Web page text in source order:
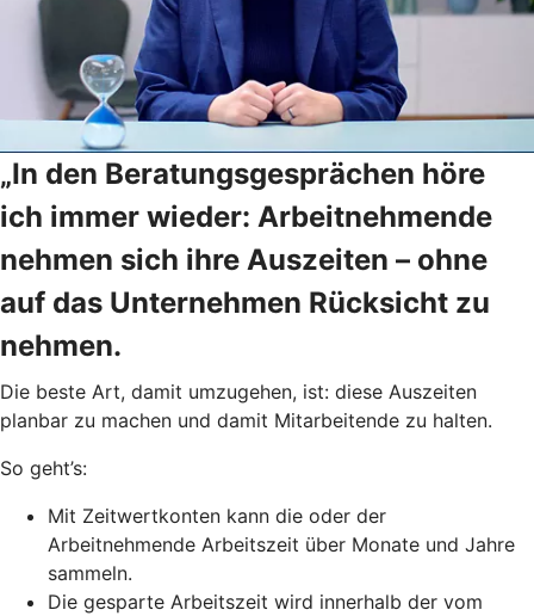
„In den Beratungsgesprächen höre
ich immer wieder: Arbeitnehmende
nehmen sich ihre Auszeiten – ohne
auf das Unternehmen Rücksicht zu
nehmen.
Die beste Art, damit umzugehen, ist: diese Auszeiten
planbar zu machen und damit Mitarbeitende zu halten.
So geht’s:
Mit Zeitwertkonten kann die oder der
Arbeitnehmende Arbeitszeit über Monate und Jahre
sammeln.
Die gesparte Arbeitszeit wird innerhalb der vom